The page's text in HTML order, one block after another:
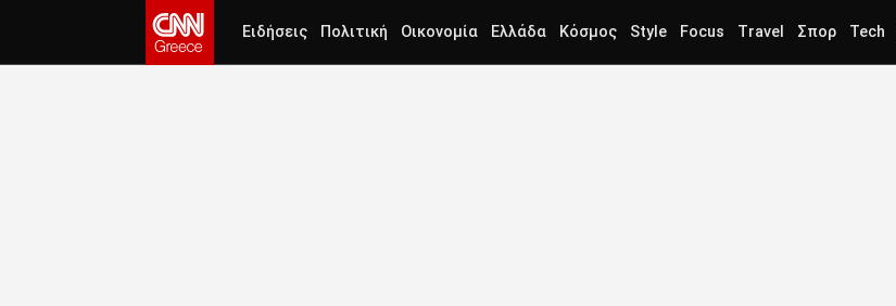
Ειδήσεις Πολιτική Οικονομία Ελλάδα Κόσμος Style Focus Travel Σπορ Tech